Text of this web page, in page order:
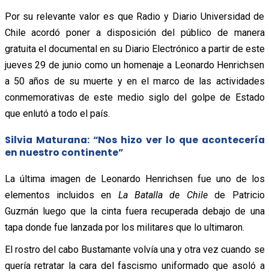
Por su relevante valor es que Radio y Diario Universidad de
Chile acordó poner a disposición del público de manera
gratuita el documental en su Diario Electrónico a partir de este
jueves 29 de junio como un homenaje a Leonardo Henrichsen
a 50 años de su muerte y en el marco de las actividades
conmemorativas de este medio siglo del golpe de Estado
que enlutó a todo el país.
Silvia Maturana: “Nos hizo ver lo que acontecería
en nuestro continente”
La última imagen de Leonardo Henrichsen fue uno de los
elementos incluidos en La Batalla de Chilede Patricio
Guzmán luego que la cinta fuera recuperada debajo de una
tapa donde fue lanzada por los militares que lo ultimaron.
El rostro del cabo Bustamante volvía una y otra vez cuando se
quería retratar la cara del fascismo uniformado que asoló a